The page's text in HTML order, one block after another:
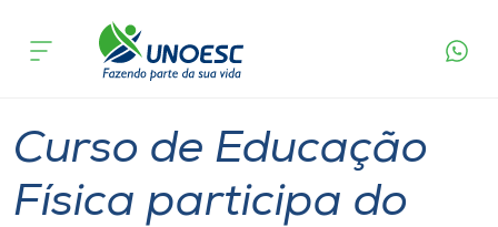
Cursos
Pesquisa
acontece
Curso de Educação
Física participa do